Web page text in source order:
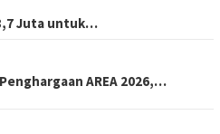
Juta untuk…
AREA 2026,…